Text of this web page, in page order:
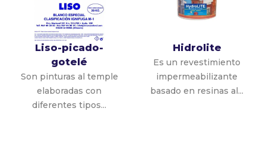
Liso-picado-
gotelé
Son pinturas al temple
elaboradas con
diferentes tipos...
Hidrolite
Es un revestimiento
impermeabilizante
basado en resinas al...